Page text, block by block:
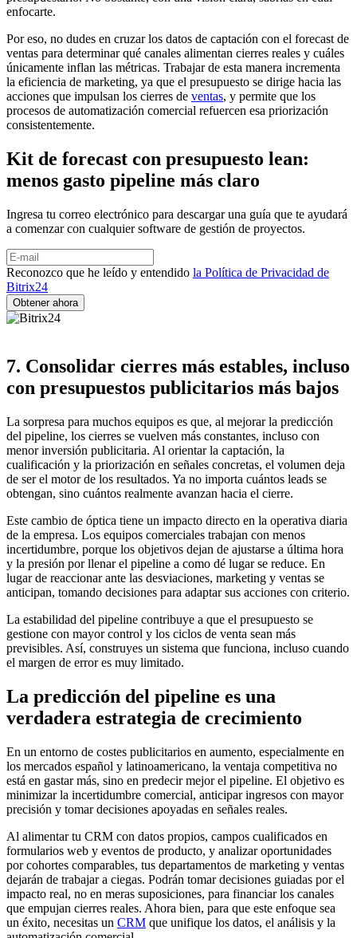
enfocarte.
Por eso, no dudes en cruzar los datos de captación con el forecast de
ventas para determinar qué canales alimentan cierres reales y cuáles
únicamente inflan las métricas. Trabajar de esta manera incrementa
la eficiencia de marketing, ya que el presupuesto se dirige hacia las
acciones que impulsan los cierres de ventas, y permite que los
procesos de automatización comercial refuercen esa priorización
consistentemente.
Kit de forecast con presupuesto lean:
menos gasto pipeline más claro
Ingresa tu correo electrónico para descargar una guía que te ayudará
a comenzar con cualquier software de gestión de proyectos.
Reconozco que he leído y entendido la Política de Privacidad de
Bitrix24
7. Consolidar cierres más estables, incluso
con presupuestos publicitarios más bajos
La sorpresa para muchos equipos es que, al mejorar la predicción
del pipeline, los cierres se vuelven más constantes, incluso con
menor inversión publicitaria. Al orientar la captación, la
cualificación y la priorización en señales concretas, el volumen deja
de ser el motor de los resultados. Ya no importa cuántos leads se
obtengan, sino cuántos realmente avanzan hacia el cierre.
Este cambio de óptica tiene un impacto directo en la operativa diaria
de la empresa. Los equipos comerciales trabajan con menos
incertidumbre, porque los objetivos dejan de ajustarse a última hora
y la presión por llenar el pipeline a como dé lugar se reduce. En
lugar de reaccionar ante las desviaciones, marketing y ventas se
anticipan, tomando decisiones para adaptar sus acciones con criterio.
La estabilidad del pipeline contribuye a que el presupuesto se
gestione con mayor control y los ciclos de venta sean más
previsibles. Así, construyes un sistema que funciona, incluso cuando
el margen de error es muy limitado.
La predicción del pipeline es una
verdadera estrategia de crecimiento
En un entorno de costes publicitarios en aumento, especialmente en
los mercados español y latinoamericano, la ventaja competitiva no
está en gastar más, sino en predecir mejor el pipeline. El objetivo es
minimizar la incertidumbre comercial, anticipar ingresos con mayor
precisión y tomar decisiones apoyadas en señales reales.
Al alimentar tu CRM con datos propios, campos cualificados en
formularios web y eventos de producto, y analizar oportunidades
por cohortes comparables, tus departamentos de marketing y ventas
dejarán de trabajar a ciegas. Podrán tomar decisiones guiadas por el
impacto real, no en meras suposiciones, para financiar los canales
que empujan cierres reales. Ahora bien, para que este enfoque sea
un éxito, necesitas un CRM que unifique los datos, el análisis y la